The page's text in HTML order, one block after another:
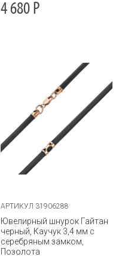
4 680 Р
АРТИКУЛ 31906288
Ювелирный шнурок Гайтан
черный, Каучук 3,4 мм с
серебряным замком,
Позолота